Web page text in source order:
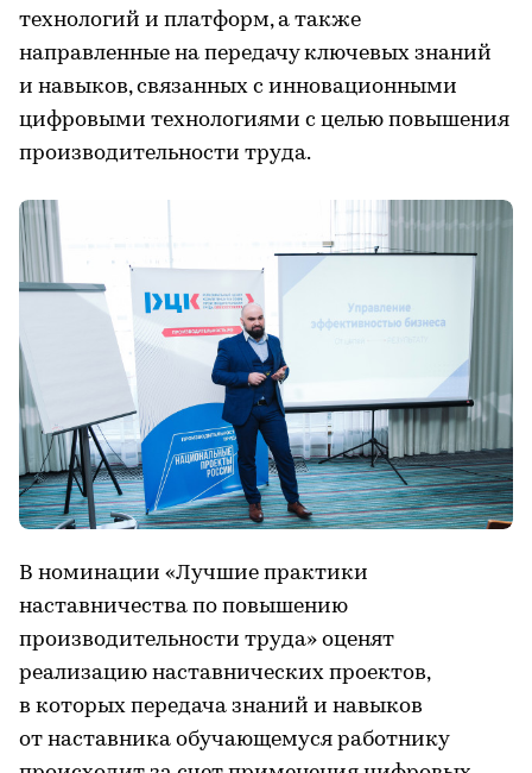
технологий и платформ, а также
направленные на передачу ключевых знаний
и навыков, связанных с инновационными
цифровыми технологиями с целью повышения
производительности труда.
В номинации «Лучшие практики
наставничества по повышению
производительности труда» оценят
реализацию наставнических проектов,
в которых передача знаний и навыков
от наставника обучающемуся работнику